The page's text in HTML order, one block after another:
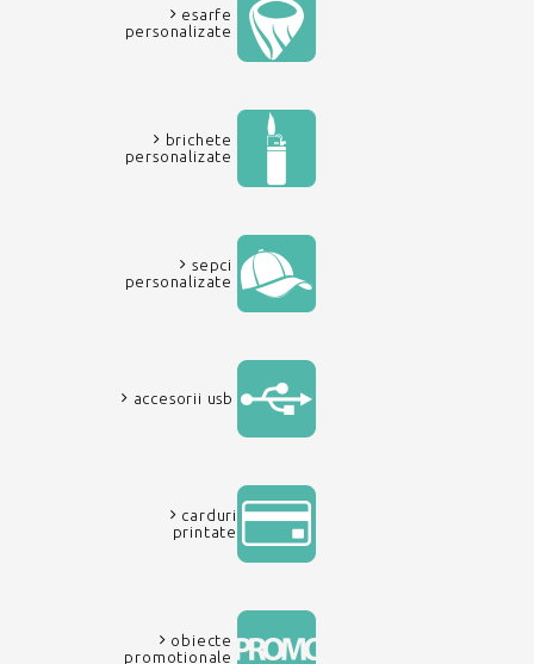
esarfe
personalizate
brichete
personalizate
sepci
personalizate
accesorii usb
carduri
printate
obiecte
promotionale